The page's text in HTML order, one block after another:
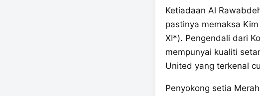
Ketiadaan Al
pastinya memaksa
XI*). Pengendali dari
mempunyai kualiti
United yang terkenal
Penyokong setia